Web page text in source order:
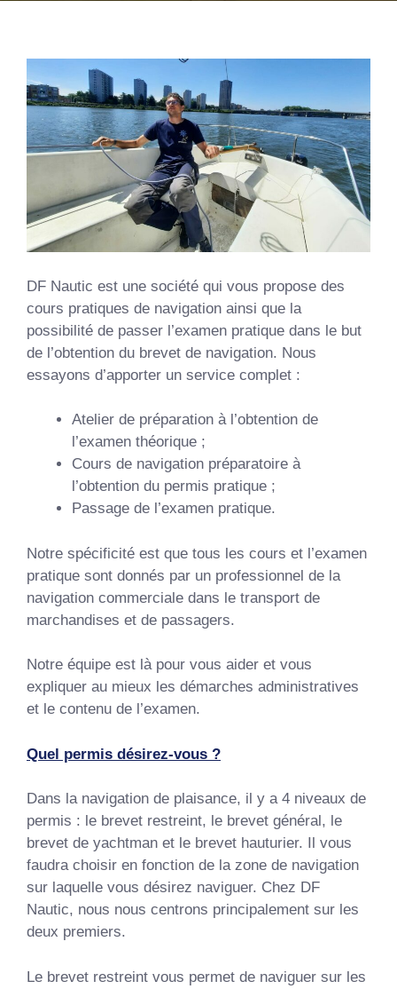
DF Nautic est une société qui vous propose des
cours pratiques de navigation ainsi que la
possibilité de passer l’examen pratique dans le but
de l’obtention du brevet de navigation. Nous
essayons d’apporter un service complet :
Atelier de préparation à l’obtention de
l’examen théorique ;
Cours de navigation préparatoire à
l’obtention du permis pratique ;
Passage de l’examen pratique.
Notre spécificité est que tous les cours et l’examen
pratique sont donnés par un professionnel de la
navigation commerciale dans le transport de
marchandises et de passagers.
Notre équipe est là pour vous aider et vous
expliquer au mieux les démarches administratives
et le contenu de l’examen.
Quel permis désirez-vous ?
Dans la navigation de plaisance, il y a 4 niveaux de
permis : le brevet restreint, le brevet général, le
brevet de yachtman et le brevet hauturier. Il vous
faudra choisir en fonction de la zone de navigation
sur laquelle vous désirez naviguer. Chez DF
Nautic, nous nous centrons principalement sur les
deux premiers.
Le brevet restreint vous permet de naviguer sur les